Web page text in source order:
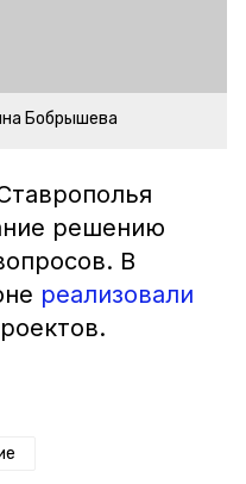
Бобрышева
решению
В
реализовали